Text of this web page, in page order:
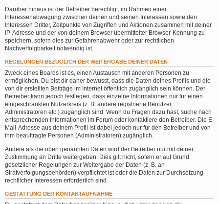
Darüber hinaus ist der Betreiber berechtigt, im Rahmen einer
Interessenabwägung zwischen deinen und seinen Interessen sowie den
Interessen Dritter, Zeitpunkte von Zugriffen und Aktionen zusammen mit deiner
IP-Adresse und der von deinem Browser übermittelter Browser-Kennung zu
speichern, sofern dies zur Gefahrenabwehr oder zur rechtlichen
Nachverfolgbarkeit notwendig ist.
REGELUNGEN BEZÜGLICH DER WEITERGABE DEINER DATEN
Zweck eines Boards ist es, einen Austausch mit anderen Personen zu
ermöglichen. Du bist dir daher bewusst, dass die Daten deines Profils und die
von dir erstellten Beiträge im Internet öffentlich zugänglich sein können. Der
Betreiber kann jedoch festlegen, dass einzelne Informationen nur für einen
eingeschränkten Nutzerkreis (z. B. andere registrierte Benutzer,
Administratoren etc.) zugänglich sind. Wenn du Fragen dazu hast, suche nach
entsprechenden Informationen im Forum oder kontaktiere den Betreiber. Die E-
Mail-Adresse aus deinem Profil ist dabei jedoch nur für den Betreiber und von
ihm beauftragte Personen (Administratoren) zugänglich.
Andere als die oben genannten Daten wird der Betreiber nur mit deiner
Zustimmung an Dritte weitergeben. Dies gilt nicht, sofern er auf Grund
gesetzlicher Regelungen zur Weitergabe der Daten (z. B. an
Strafverfolgungsbehörden) verpflichtet ist oder die Daten zur Durchsetzung
rechtlicher Interessen erforderlich sind.
GESTATTUNG DER KONTAKTAUFNAHME